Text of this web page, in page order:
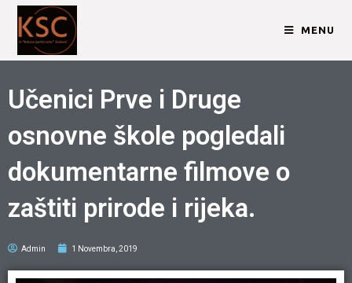
MENU
Učenici Prve i Druge
osnovne škole pogledali
dokumentarne filmove o
zaštiti prirode i rijeka.
Admin 1 Novembra, 2019